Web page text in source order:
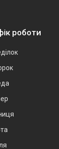
роботи